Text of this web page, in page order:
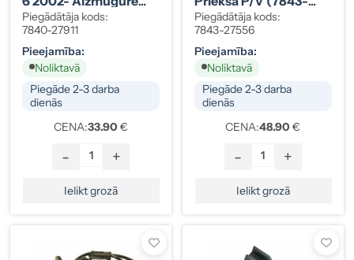
Kreisais
Piegādātāja kods:
7840-27911
Pieejamība:
Noliktavā
Piegāde 2-3 darba
dienās
CENA:33.90 €
- +
Ielikt grozā
27556)
Piegādātāja kods:
7843-27556
Pieejamība:
Noliktavā
Piegāde 2-3 darba
dienās
CENA:48.90 €
- +
Ielikt grozā